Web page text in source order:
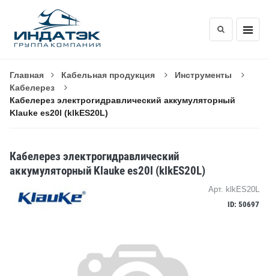
Главная Кабельная продукция
Инструменты
Кабелерез
Кабелерез электрогидравлический аккумуляторный
Klauke es20l (klkES20L)
Кабелерез электрогидравлический
аккумуляторный Klauke es20l (klkES20L)
Арт. klkES20L
ID: 50697